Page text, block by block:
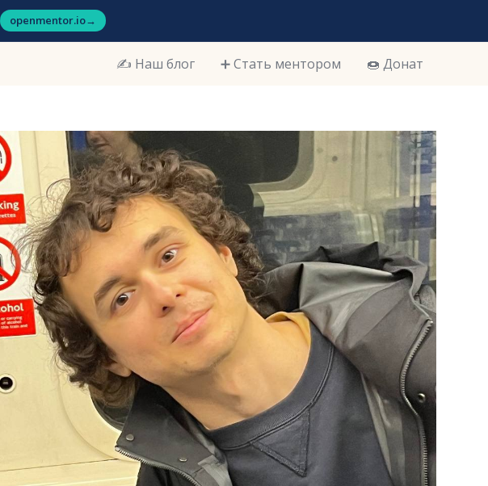
openmentor.io→
✍️ Наш блог ➕ Стать ментором 🍩 Донат